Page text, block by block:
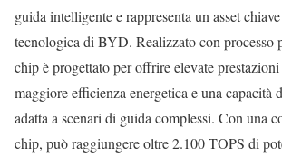
guida intelligente e rappresenta un asset
tecnologica di BYD. Realizzato con processo
chip è progettato per offrire elevate
maggiore efficienza energetica e una capacità
adatta a scenari di guida complessi. Con una
chip, può raggiungere oltre 2.100 TOPS di